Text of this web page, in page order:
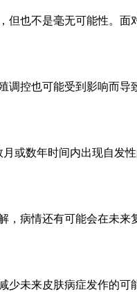
也不是毫无可能性。
控也可能受到影响而
或数年时间内出现自发
病情还有可能会在未
未来皮肤病症发作的